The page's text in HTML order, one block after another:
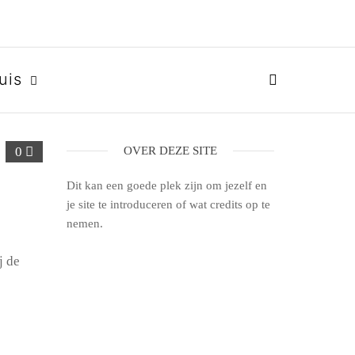
0
de
OVER DEZE SITE
Dit kan een goede plek zijn om jezelf en
je site te introduceren of wat credits op te
nemen.